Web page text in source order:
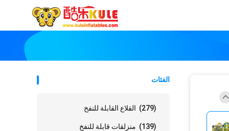
الفئات
القلاع القابلة للنفخ (279)
منزلقات قابلة للنفخ (139)